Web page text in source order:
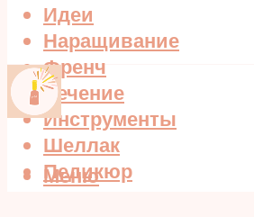
Идеи
Наращивание
Френч
Лечение
Инструменты
Шеллак
Педикюр
Меню